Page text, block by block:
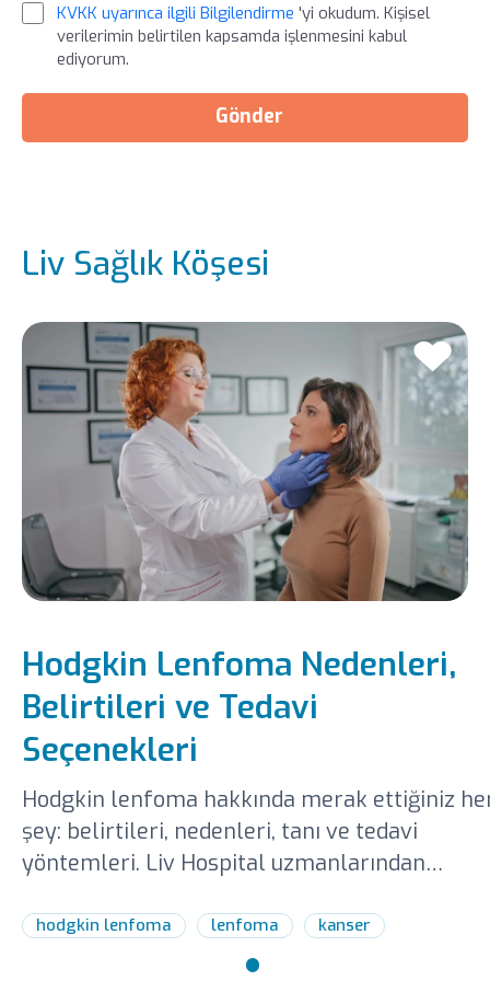
KVKK uyarınca ilgili Bilgilendirme 'yi okudum. Kişisel
verilerimin belirtilen kapsamda işlenmesini kabul
ediyorum.
Gönder
Liv Sağlık Köşesi
Hodgkin Lenfoma Nedenleri,
Belirtileri ve Tedavi
Seçenekleri
Hodgkin lenfoma hakkında merak ettiğiniz
şey: belirtileri, nedenleri, tanı ve tedavi
yöntemleri. Liv Hospital uzmanlarından
hodgkin lenfoma lenfoma kanser